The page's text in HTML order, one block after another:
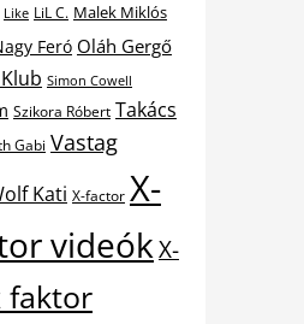
Like LiL C. Malek Miklós
Feró Oláh Gergő
Simon Cowell
Szikora Róbert Takács
Gabi Vastag
Kati X-factor X-
videókX-
faktor